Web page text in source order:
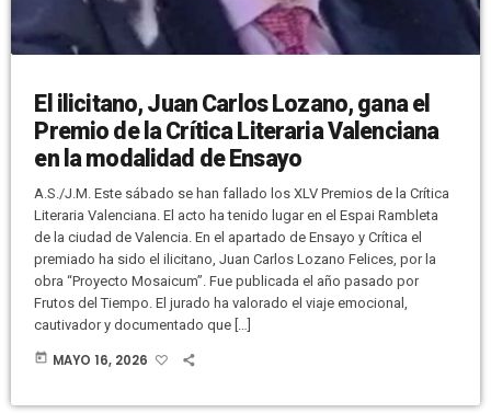
El ilicitano, Juan Carlos Lozano, gana el
Premio de la Crítica Literaria Valenciana
en la modalidad de Ensayo
A.S./J.M. Este sábado se han fallado los XLV Premios de la Crítica
Literaria Valenciana. El acto ha tenido lugar en el Espai Rambleta
de la ciudad de Valencia. En el apartado de Ensayo y Crítica el
premiado ha sido el ilicitano, Juan Carlos Lozano Felices, por la
obra “Proyecto Mosaicum”. Fue publicada el año pasado por
Frutos del Tiempo. El jurado ha valorado el viaje emocional,
cautivador y documentado que […]
today MAYO 16, 2026